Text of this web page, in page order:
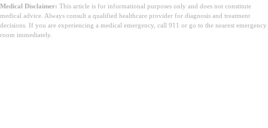
Medical Disclaimer: This article is for informational purposes only and does not constitute
medical advice. Always consult a qualified healthcare provider for diagnosis and treatment
decisions. If you are experiencing a medical emergency, call 911 or go to the nearest emergency
room immediately.